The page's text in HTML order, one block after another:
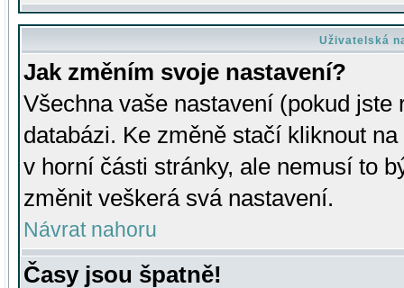
Uživatelská
Jak změním svoje nastavení?
Všechna vaše nastavení (pokud
databázi. Ke změně stačí kliknout
v horní části stránky, ale nemusí to
změnit veškerá svá nastavení.
Návrat nahoru
Časy jsou špatně!